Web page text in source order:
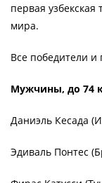
первая
мира.
Все победители
Мужчины, до 74
Даниэль Кесада
Эдиваль Понтес